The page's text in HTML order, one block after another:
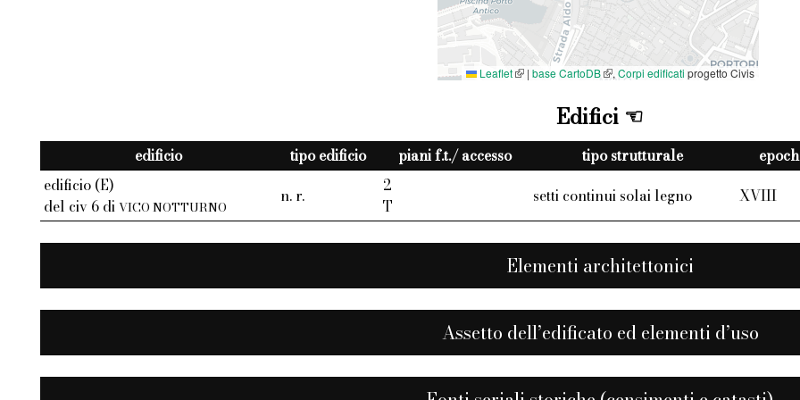
Leaflet | base CartoDB , Corpi edificati progetto Civis
Edifici
edificio tipo edificio piani f.t./ accesso tipo strutturale
edificio (E)
del civ 6 di VICO NOTTURNO
n. r.
2
T
setti continui solai legno XVIII
Elementi architettonici
Assetto dell’edificato ed elementi d’uso